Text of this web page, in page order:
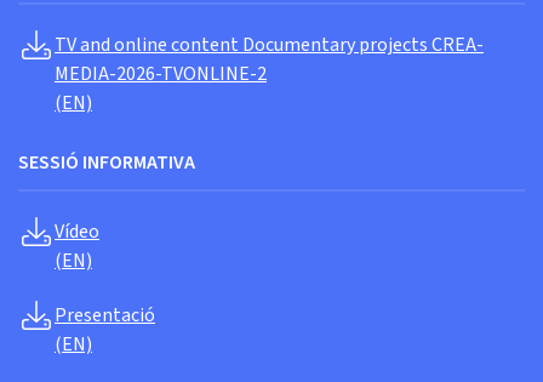
TV and online content Documentary projects CREA-
MEDIA-2026-TVONLINE-2
(EN)
SESSIÓ INFORMATIVA
Vídeo
(EN)
Presentació
(EN)